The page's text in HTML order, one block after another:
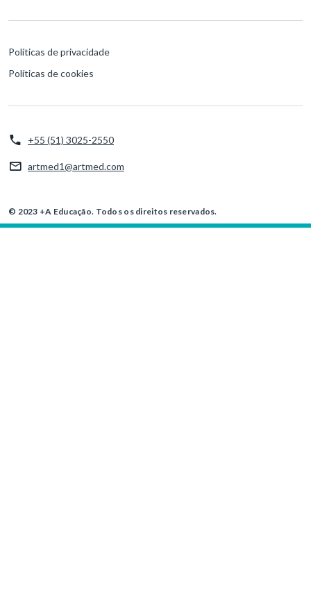
Políticas de privacidade
Políticas de cookies
+55 (51) 3025-2550
artmed1@artmed.com
© 2023 +A Educação. Todos os direitos reservados.